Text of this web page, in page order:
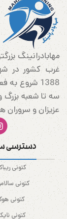
مهابادرانینگ
غرب کشور در
1388 شروع
سه تا شعبه
عزیزان و سروران
دسترسی
کتونی
کتونی
کتونی
کتونی